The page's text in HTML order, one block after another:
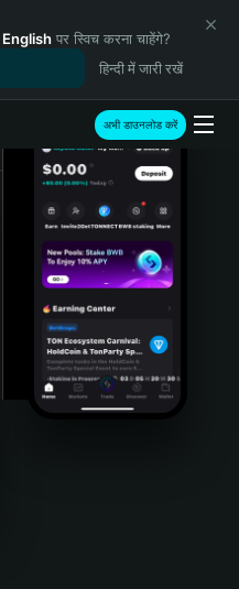
English पर स्विच करना चाहेंगे?
हिन्दी में जारी रखें
अभी डाउनलोड करें